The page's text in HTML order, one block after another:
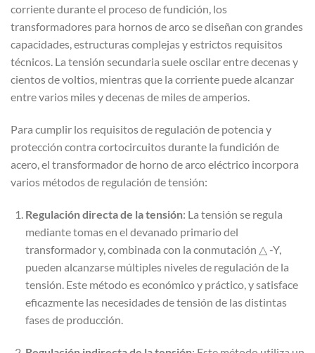
corriente durante el proceso de fundición, los
transformadores para hornos de arco se diseñan con grandes
capacidades, estructuras complejas y estrictos requisitos
técnicos. La tensión secundaria suele oscilar entre decenas y
cientos de voltios, mientras que la corriente puede alcanzar
entre varios miles y decenas de miles de amperios.
Para cumplir los requisitos de regulación de potencia y
protección contra cortocircuitos durante la fundición de
acero, el transformador de horno de arco eléctrico incorpora
varios métodos de regulación de tensión:
Regulación directa de la tensión: La tensión se regula
mediante tomas en el devanado primario del
transformador y, combinada con la conmutación △ -Y,
pueden alcanzarse múltiples niveles de regulación de la
tensión. Este método es económico y práctico, y satisface
eficazmente las necesidades de tensión de las distintas
fases de producción.